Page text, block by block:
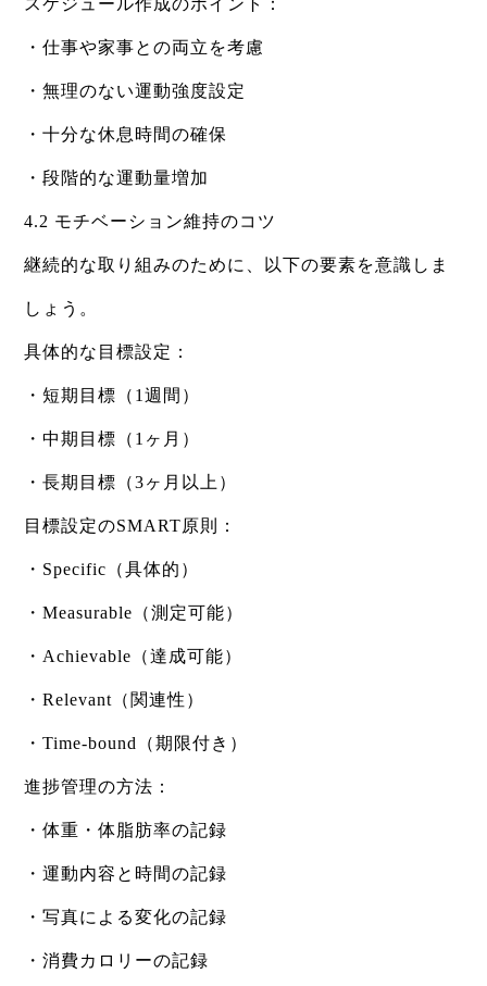
・仕事や家事との両立を考慮
・無理のない運動強度設定
・十分な休息時間の確保
・段階的な運動量増加
4.2 モチベーション維持のコツ
継続的な取り組みのために、以下の要素を意識しま
しょう。
具体的な目標設定：
・短期目標（1週間）
・中期目標（1ヶ月）
・長期目標（3ヶ月以上）
目標設定のSMART原則：
・Specific（具体的）
・Measurable（測定可能）
・Achievable（達成可能）
・Relevant（関連性）
・Time-bound（期限付き）
進捗管理の方法：
・体重・体脂肪率の記録
・運動内容と時間の記録
・写真による変化の記録
・消費カロリーの記録